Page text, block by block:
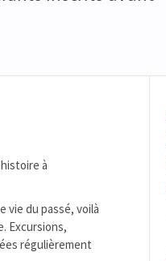
à
vie du passé, voilà
Excursions,
régulièrement